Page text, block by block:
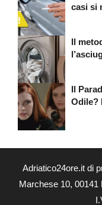
casi si
Il
Il
Odile?
Adriatico24ore.it di
Marchese 10,